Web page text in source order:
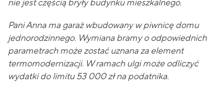
nie jest częścią bryły budynku mieszkalnego.
Pani Anna ma garaż wbudowany w piwnicę domu
jednorodzinnego. Wymiana bramy o odpowiednich
parametrach może zostać uznana za element
termomodernizacji. W ramach ulgi może odliczyć
wydatki do limitu 53 000 zł na podatnika.